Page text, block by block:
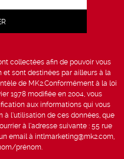
collectées afin de pouvoir vous
sont destinées par ailleurs à la
de MK2.Conformément à la loi
1978 modifiée en 2004, vous
aux informations qui vous
à l’utilisation de ces données, que
à l’adresse suivante : 55 rue
email à intlmarketing@mk2.com,
prénom.